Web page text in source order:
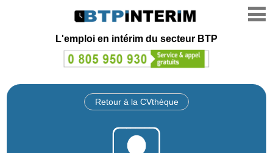
L'emploi en intérim du secteur BTP
Retour à la CVthèque